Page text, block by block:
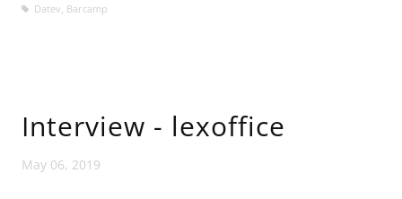
Datev Barcamp
Interview - lexoffice
May 06, 2019